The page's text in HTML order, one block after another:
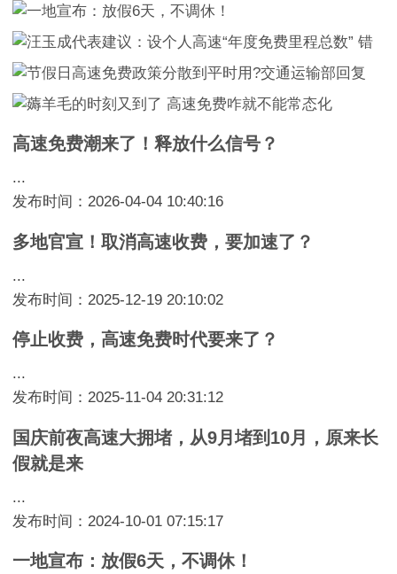
高速免费潮来了！释放什么信号？
...
发布时间：2026-04-04 10:40:16
多地官宣！取消高速收费，要加速了？
...
发布时间：2025-12-19 20:10:02
停止收费，高速免费时代要来了？
...
发布时间：2025-11-04 20:31:12
国庆前夜高速大拥堵，从9月堵到10月，原来长
假就是来
...
发布时间：2024-10-01 07:15:17
一地宣布：放假6天，不调休！